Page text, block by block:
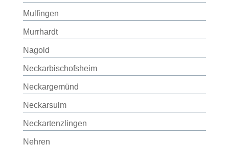
Mulfingen
Murrhardt
Nagold
Neckarbischofsheim
Neckargemünd
Neckarsulm
Neckartenzlingen
Nehren